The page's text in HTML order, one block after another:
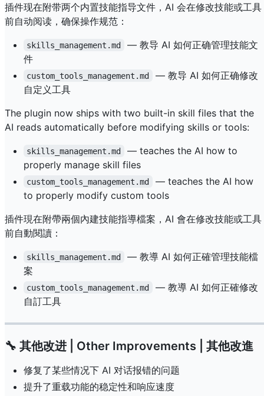
插件现在附带两个内置技能指导文件，AI 会在修改技能或工具
前自动阅读，确保操作规范：
skills_management.md
— 教导 AI 如何正确管理技能文
件
custom_tools_management.md
— 教导 AI 如何正确修改
自定义工具
The plugin now ships with two built-in skill files that the
AI reads automatically before modifying skills or tools:
skills_management.md
— teaches the AI how to
properly manage skill files
custom_tools_management.md
— teaches the AI how
to properly modify custom tools
插件現在附帶兩個內建技能指導檔案，AI 會在修改技能或工具
前自動閱讀：
skills_management.md
— 教導 AI 如何正確管理技能檔
案
custom_tools_management.md
— 教導 AI 如何正確修改
自訂工具
🔧 其他改进 | Other Improvements | 其他改進
修复了某些情况下 AI 对话报错的问题
提升了重载功能的稳定性和响应速度